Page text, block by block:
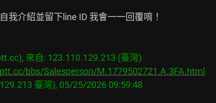
我介紹並留下line ID 我會一一回覆唷！
來自: 123.110.129.213 (臺灣)
bbs/Salesperson/M.1779502721.A.3FA.html